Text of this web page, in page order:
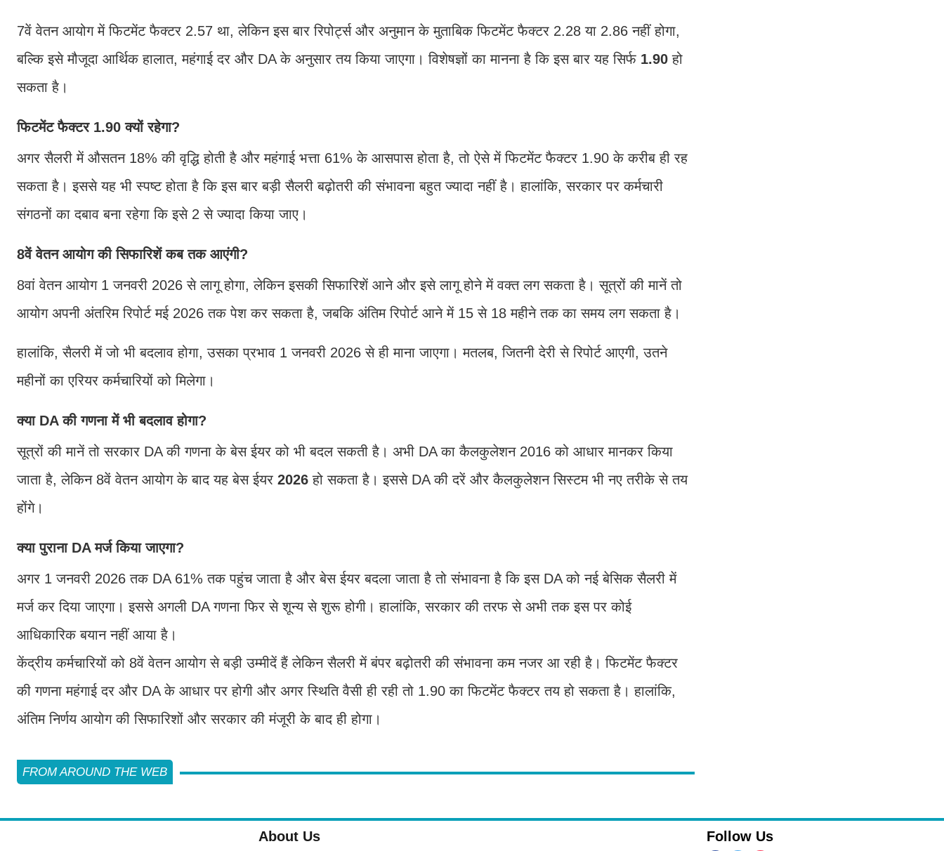
7वें वेतन आयोग में फिटमेंट फैक्टर 2.57 था, लेकिन इस बार रिपोर्ट्स और अनुमान के मुताबिक फिटमेंट फैक्टर 2.28 या 2.86 नहीं होगा,
बल्कि इसे मौजूदा आर्थिक हालात, महंगाई दर और DA के अनुसार तय किया जाएगा। विशेषज्ञों का मानना है कि इस बार यह सिर्फ 1.90 हो
सकता है।
फिटमेंट फैक्टर 1.90 क्यों रहेगा?
अगर सैलरी में औसतन 18% की वृद्धि होती है और महंगाई भत्ता 61% के आसपास होता है, तो ऐसे में फिटमेंट फैक्टर 1.90 के करीब ही रह
सकता है। इससे यह भी स्पष्ट होता है कि इस बार बड़ी सैलरी बढ़ोतरी की संभावना बहुत ज्यादा नहीं है। हालांकि, सरकार पर कर्मचारी
संगठनों का दबाव बना रहेगा कि इसे 2 से ज्यादा किया जाए।
8वें वेतन आयोग की सिफारिशें कब तक आएंगी?
8वां वेतन आयोग 1 जनवरी 2026 से लागू होगा, लेकिन इसकी सिफारिशें आने और इसे लागू होने में वक्त लग सकता है। सूत्रों की मानें तो
आयोग अपनी अंतरिम रिपोर्ट मई 2026 तक पेश कर सकता है, जबकि अंतिम रिपोर्ट आने में 15 से 18 महीने तक का समय लग सकता है।
हालांकि, सैलरी में जो भी बदलाव होगा, उसका प्रभाव 1 जनवरी 2026 से ही माना जाएगा। मतलब, जितनी देरी से रिपोर्ट आएगी, उतने
महीनों का एरियर कर्मचारियों को मिलेगा।
क्या DA की गणना में भी बदलाव होगा?
सूत्रों की मानें तो सरकार DA की गणना के बेस ईयर को भी बदल सकती है। अभी DA का कैलकुलेशन 2016 को आधार मानकर किया
जाता है, लेकिन 8वें वेतन आयोग के बाद यह बेस ईयर 2026 हो सकता है। इससे DA की दरें और कैलकुलेशन सिस्टम भी नए तरीके से तय
होंगे।
क्या पुराना DA मर्ज किया जाएगा?
अगर 1 जनवरी 2026 तक DA 61% तक पहुंच जाता है और बेस ईयर बदला जाता है तो संभावना है कि इस DA को नई बेसिक सैलरी में
मर्ज कर दिया जाएगा। इससे अगली DA गणना फिर से शून्य से शुरू होगी। हालांकि, सरकार की तरफ से अभी तक इस पर कोई
आधिकारिक बयान नहीं आया है।
केंद्रीय कर्मचारियों को 8वें वेतन आयोग से बड़ी उम्मीदें हैं लेकिन सैलरी में बंपर बढ़ोतरी की संभावना कम नजर आ रही है। फिटमेंट फैक्टर
की गणना महंगाई दर और DA के आधार पर होगी और अगर स्थिति वैसी ही रही तो 1.90 का फिटमेंट फैक्टर तय हो सकता है। हालांकि,
अंतिम निर्णय आयोग की सिफारिशों और सरकार की मंजूरी के बाद ही होगा।
FROM AROUND THE WEB
About Us Follow Us